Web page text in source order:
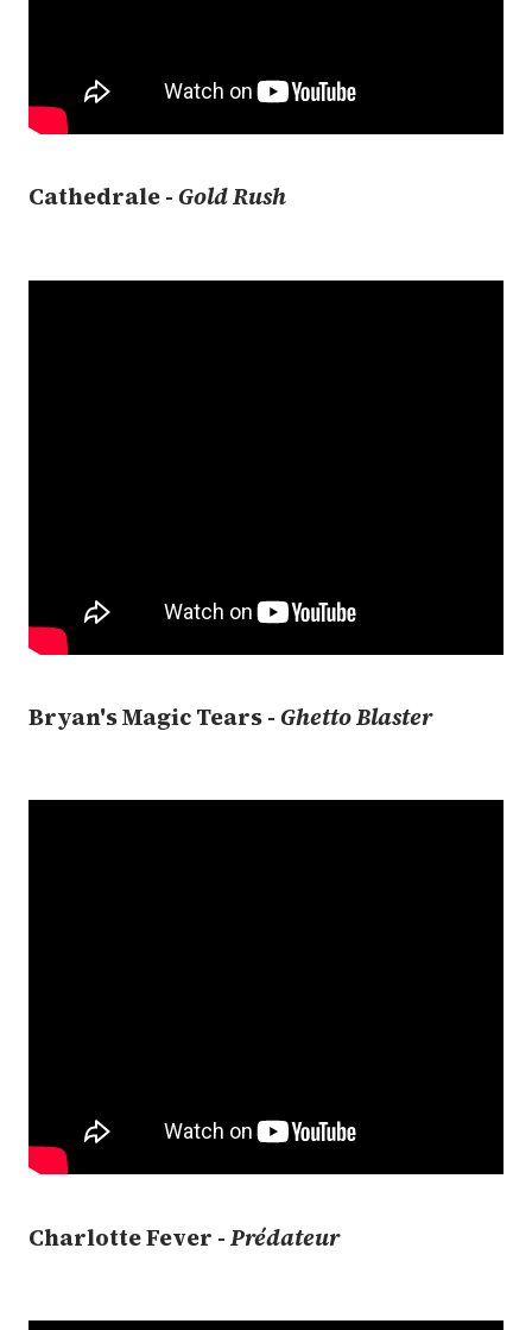
Cathedrale -Gold Rush
Bryan's Magic Tears -Ghetto Blaster
Charlotte Fever -Prédateur